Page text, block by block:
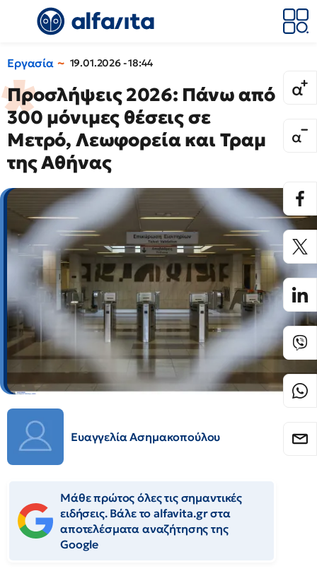
Εργασία 19.01.2026 - 18:44
Προσλήψεις 2026: Πάνω από
300 μόνιμες θέσεις σε
Μετρό, Λεωφορεία και Τραμ
της Αθήνας
Ευαγγελία Ασημακοπούλου
Μάθε πρώτος όλες τις σημαντικές
ειδήσεις. Βάλε το alfavita.gr στα
αποτελέσματα αναζήτησης της
Google